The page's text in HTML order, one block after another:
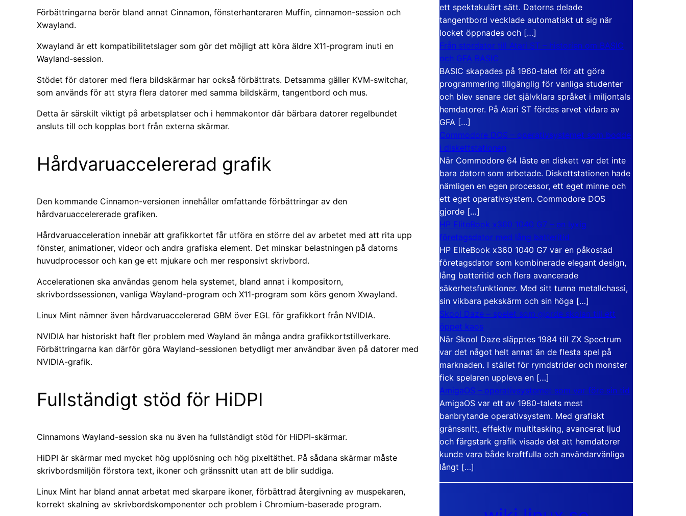
Förbättringarna berör bland annat Cinnamon, fönsterhanteraren Muffin, cinnamon-session och
Xwayland.
Xwayland är ett kompatibilitetslager som gör det möjligt att köra äldre X11-program inuti en
Wayland-session.
Stödet för datorer med flera bildskärmar har också förbättrats. Detsamma gäller KVM-switchar,
som används för att styra flera datorer med samma bildskärm, tangentbord och mus.
Detta är särskilt viktigt på arbetsplatser och i hemmakontor där bärbara datorer regelbundet
ansluts till och kopplas bort från externa skärmar.
Hårdvaruaccelererad grafik
Den kommande Cinnamon-versionen innehåller omfattande förbättringar av den
hårdvaruaccelererade grafiken.
Hårdvaruacceleration innebär att grafikkortet får utföra en större del av arbetet med att rita upp
fönster, animationer, videor och andra grafiska element. Det minskar belastningen på datorns
huvudprocessor och kan ge ett mjukare och mer responsivt skrivbord.
Accelerationen ska användas genom hela systemet, bland annat i kompositorn,
skrivbordssessionen, vanliga Wayland-program och X11-program som körs genom Xwayland.
Linux Mint nämner även hårdvaruaccelererad GBM över EGL för grafikkort från NVIDIA.
NVIDIA har historiskt haft fler problem med Wayland än många andra grafikkortstillverkare.
Förbättringarna kan därför göra Wayland-sessionen betydligt mer användbar även på datorer med
NVIDIA-grafik.
Fullständigt stöd för HiDPI
Cinnamons Wayland-session ska nu även ha fullständigt stöd för HiDPI-skärmar.
HiDPI är skärmar med mycket hög upplösning och hög pixeltäthet. På sådana skärmar måste
skrivbordsmiljön förstora text, ikoner och gränssnitt utan att de blir suddiga.
Linux Mint har bland annat arbetat med skarpare ikoner, förbättrad återgivning av muspekaren,
korrekt skalning av skrivbordskomponenter och problem i Chromium-baserade program.
ett spektakulärt sätt. Datorns delade
tangentbord vecklade automatiskt ut sig när
locket öppnades och […]
Från stordator till Atari ST – historien om BASIC
och GFA BASIC
BASIC skapades på 1960-talet för att göra
programmering tillgänglig för vanliga studenter
och blev senare det självklara språket i miljontals
hemdatorer. På Atari ST fördes arvet vidare av
GFA […]
Commodore DOS – operativsystemet som bodde
i diskettstationen
När Commodore 64 läste en diskett var det inte
bara datorn som arbetade. Diskettstationen hade
nämligen en egen processor, ett eget minne och
ett eget operativsystem. Commodore DOS
gjorde […]
HP EliteBook x360 1040 G7 – en lyxig
företagsdator med lång batteritid
HP EliteBook x360 1040 G7 var en påkostad
företagsdator som kombinerade elegant design,
lång batteritid och flera avancerade
säkerhetsfunktioner. Med sitt tunna metallchassi,
sin vikbara pekskärm och sin höga […]
Skool Daze – spelet som gjorde skolan till ett
öppet kaos
När Skool Daze släpptes 1984 till ZX Spectrum
var det något helt annat än de flesta spel på
marknaden. I stället för rymdstrider och monster
fick spelaren uppleva en […]
AmigaOS – operativsystemet som var före sin tid
AmigaOS var ett av 1980-talets mest
banbrytande operativsystem. Med grafiskt
gränssnitt, effektiv multitasking, avancerat ljud
och färgstark grafik visade det att hemdatorer
kunde vara både kraftfulla och användarvänliga
långt […]